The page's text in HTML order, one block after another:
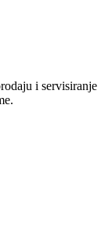
i servisiranje